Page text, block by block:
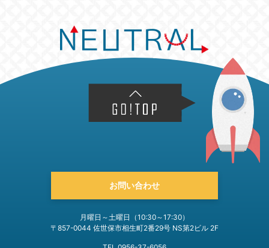
お問い合わせ
月曜日～土曜日（10:30～17:30）
〒857-0044 佐世保市相生町2番29号 NS第2ビル 2F